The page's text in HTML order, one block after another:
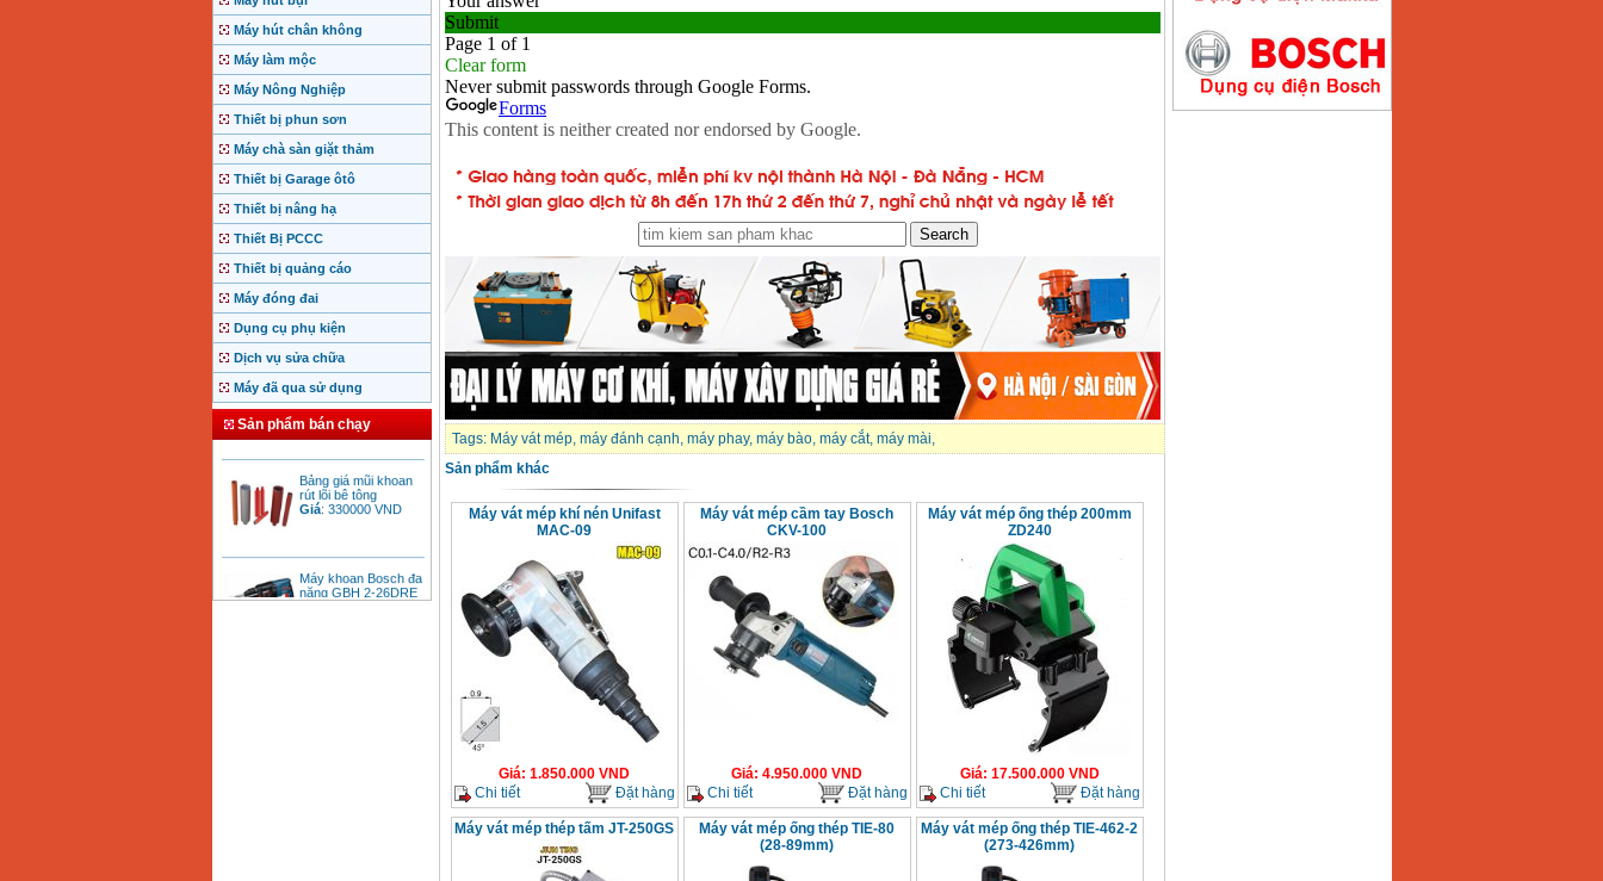
Máy hút chân không
Máy làm mộc
Máy Nông Nghiệp
Thiết bị phun sơn
Máy chà sàn giặt thảm
Thiết bị Garage ôtô
Thiết bị nâng hạ
Thiết Bị PCCC
Thiết bị quảng cáo
Máy đóng đai
Dụng cụ phụ kiện
Dịch vụ sửa chữa
Máy đã qua sử dụng
Sản phẩm bán chạy
Motor Hồng ký động
cơ Hồng ký
Giá:
Bảng giá động cơ
diesel đầu nổ diesel
Giá: 6500000
rút lõi bê tông
Giá:330000VND
năng GBH 2-26DRE
(800W)
Tags: Máy vát mép, máy đánh cạnh, máy phay, máy bào, máy cắt, máy mài,
Sản phẩm khác
Máy vát mép khí nén Unifast
MAC-09
Giá: 1.850.000 VND
Chi tiết
Đặt hàng
Máy vát mép cầm tay Bosch
CKV-100
Giá: 4.950.000 VND
Chi tiết
Đặt hàng
Máy vát mép ống thép 200mm
ZD240
Giá: 17.500.000VND
Chi tiết
Đặt hàng
Máy vát mép thép tấm JT-250GS
Máy vát mép ống thép TIE-80
(28-89mm)
Máy vát mép ống thép TIE-462-2
(273-426mm)
Máy bơm nước
Koshin SEV 50X